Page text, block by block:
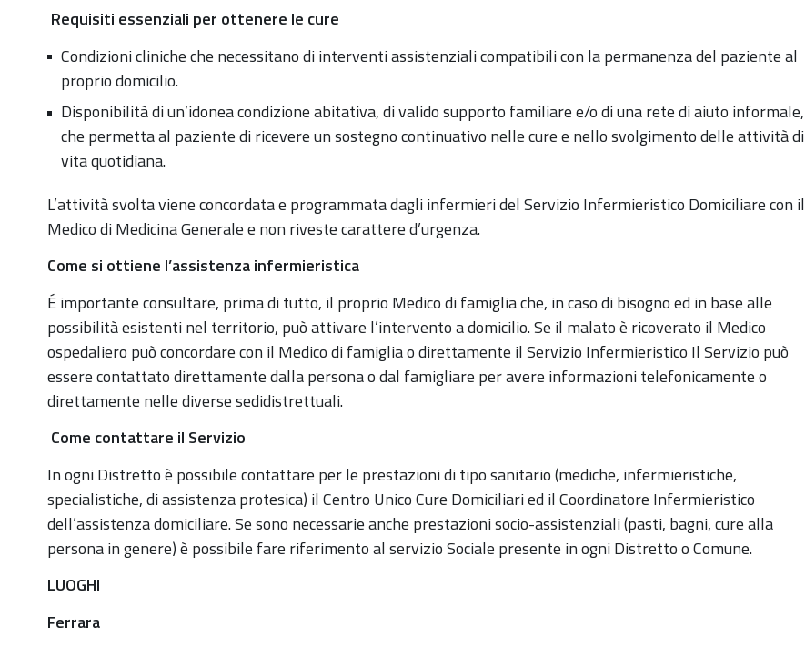
Requisiti essenziali per ottenere le cure
Condizioni cliniche che necessitano di interventi assistenziali compatibili con la permanenza del paziente al
proprio domicilio.
Disponibilità di un’idonea condizione abitativa, di valido supporto familiare e/o di una rete di aiuto informale,
che permetta al paziente di ricevere un sostegno continuativo nelle cure e nello svolgimento delle attività di
vita quotidiana.
L’attività svolta viene concordata e programmata dagli infermieri del Servizio Infermieristico Domiciliare con il
Medico di Medicina Generale e non riveste carattere d’urgenza.
Come si ottiene l’assistenza infermieristica
É importante consultare, prima di tutto, il proprio Medico di famiglia che, in caso di bisogno ed in base alle
possibilità esistenti nel territorio, può attivare l’intervento a domicilio. Se il malato è ricoverato il Medico
ospedaliero può concordare con il Medico di famiglia o direttamente il Servizio Infermieristico Il Servizio può
essere contattato direttamente dalla persona o dal famigliare per avere informazioni telefonicamente o
direttamente nelle diverse sedidistrettuali.
Come contattare il Servizio
In ogni Distretto è possibile contattare per le prestazioni di tipo sanitario (mediche, infermieristiche,
specialistiche, di assistenza protesica) il Centro Unico Cure Domiciliari ed il Coordinatore Infermieristico
dell’assistenza domiciliare. Se sono necessarie anche prestazioni socio-assistenziali (pasti, bagni, cure alla
persona in genere) è possibile fare riferimento al servizio Sociale presente in ogni Distretto o Comune.
LUOGHI
Ferrara